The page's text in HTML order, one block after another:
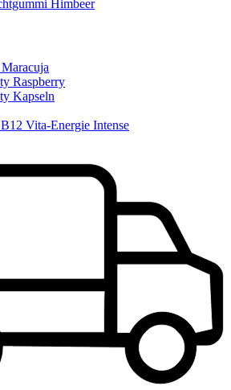
Himbeer
Raspberry
Kapseln
Vita-Energie Intense